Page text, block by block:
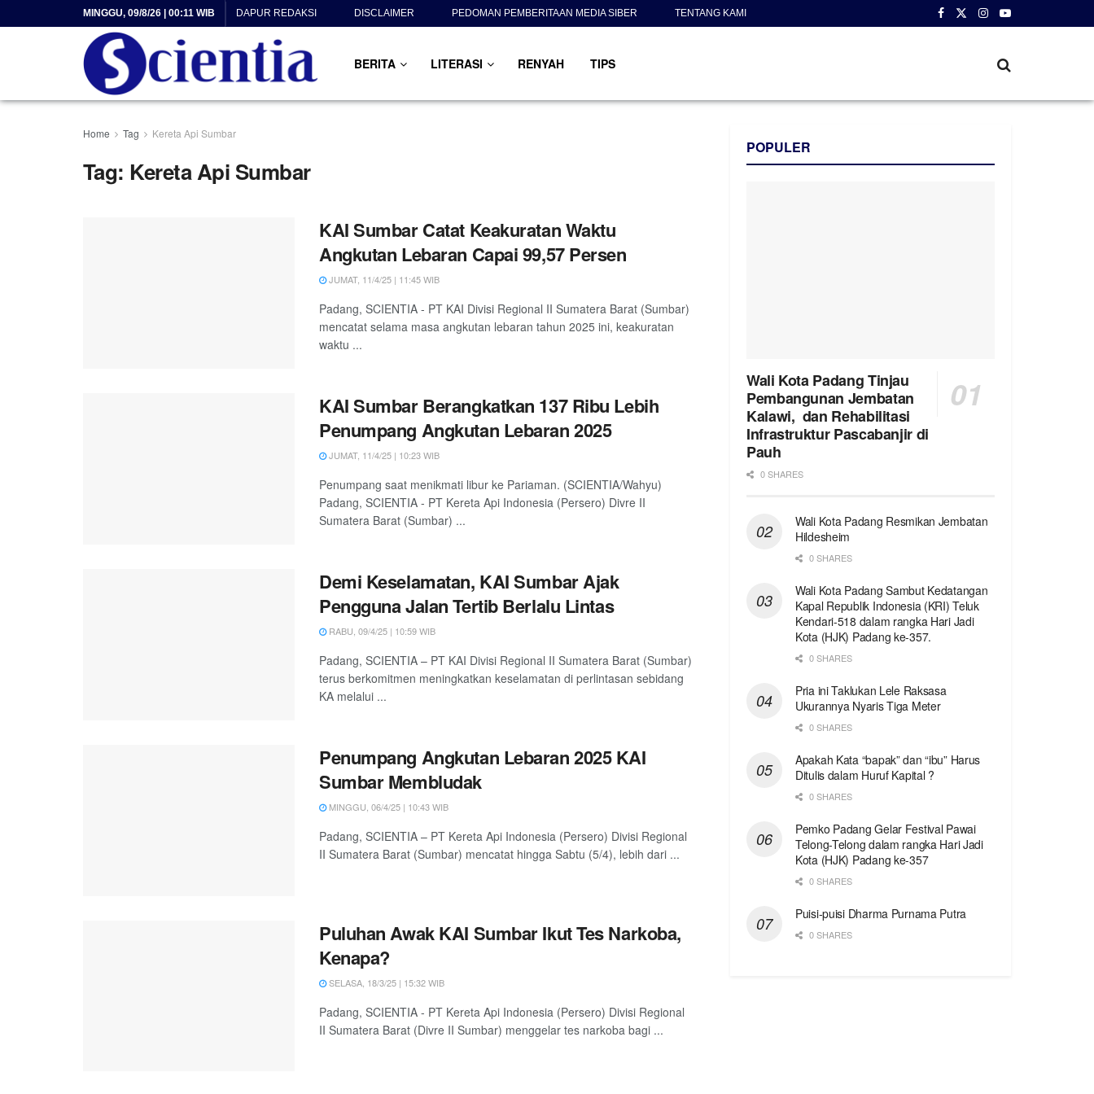
MINGGU, 09/8/26 | 00:11 WIB DAPUR REDAKSI DISCLAIMER PEDOMAN PEMBERITAAN MEDIA SIBER TENTANG KAMI
BERITA LITERASI RENYAH TIPS
Home Tag Kereta Api Sumbar
Tag: Kereta Api Sumbar
KAI Sumbar Catat Keakuratan Waktu
Angkutan Lebaran Capai 99,57 Persen
JUMAT, 11/4/25 | 11:45 WIB
Padang, SCIENTIA - PT KAI Divisi Regional II Sumatera Barat (Sumbar)
mencatat selama masa angkutan lebaran tahun 2025 ini, keakuratan
waktu ...
KAI Sumbar Berangkatkan 137 Ribu Lebih
Penumpang Angkutan Lebaran 2025
JUMAT, 11/4/25 | 10:23 WIB
Penumpang saat menikmati libur ke Pariaman. (SCIENTIA/Wahyu)
Padang, SCIENTIA - PT Kereta Api Indonesia (Persero) Divre II
Sumatera Barat (Sumbar) ...
Demi Keselamatan, KAI Sumbar Ajak
Pengguna Jalan Tertib Berlalu Lintas
RABU, 09/4/25 | 10:59 WIB
Padang, SCIENTIA – PT KAI Divisi Regional II Sumatera Barat (Sumbar)
terus berkomitmen meningkatkan keselamatan di perlintasan sebidang
KA melalui ...
Penumpang Angkutan Lebaran 2025 KAI
Sumbar Membludak
MINGGU, 06/4/25 | 10:43 WIB
Padang, SCIENTIA – PT Kereta Api Indonesia (Persero) Divisi Regional
II Sumatera Barat (Sumbar) mencatat hingga Sabtu (5/4), lebih dari ...
Puluhan Awak KAI Sumbar Ikut Tes Narkoba,
Kenapa?
SELASA, 18/3/25 | 15:32 WIB
Padang, SCIENTIA - PT Kereta Api Indonesia (Persero) Divisi Regional
II Sumatera Barat (Divre II Sumbar) menggelar tes narkoba bagi ...
POPULER
Wali Kota Padang Tinjau
Pembangunan Jembatan
Kalawi, dan Rehabilitasi
Infrastruktur Pascabanjir di
Pauh
0 SHARES
Wali Kota Padang Resmikan Jembatan
Hildesheim
0 SHARES
Wali Kota Padang Sambut Kedatangan
Kapal Republik Indonesia (KRI) Teluk
Kendari-518 dalam rangka Hari Jadi
Kota (HJK) Padang ke-357.
0 SHARES
Pria ini Taklukan Lele Raksasa
Ukurannya Nyaris Tiga Meter
0 SHARES
Apakah Kata “bapak” dan “ibu” Harus
Ditulis dalam Huruf Kapital ?
0 SHARES
Pemko Padang Gelar Festival Pawai
Telong-Telong dalam rangka Hari Jadi
Kota (HJK) Padang ke-357
0 SHARES
Puisi-puisi Dharma Purnama Putra
0 SHARES